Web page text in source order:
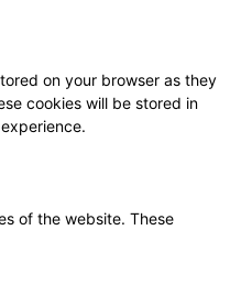
on your browser as they
cookies will be stored in
of the website. These